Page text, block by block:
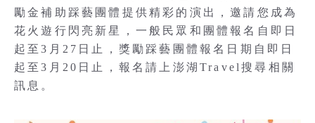
勵金補助踩藝團體提供精彩的演出，邀請您成為
花火遊行閃亮新星，一般民眾和團體報名自即日
起至3月27日止，獎勵踩藝團體報名日期自即日
起至3月20日止，報名請上澎湖Travel搜尋相關
訊息。